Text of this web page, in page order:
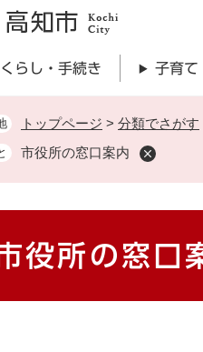
くらし・手続き 子育て
トップページ > 分類でさがす
市役所の窓口案内
役所の窓口